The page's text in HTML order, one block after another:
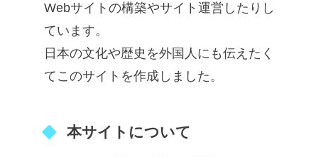
Webサイトの構築やサイト運営したりし
ています。
日本の文化や歴史を外国人にも伝えたく
てこのサイトを作成しました。
本サイトについて